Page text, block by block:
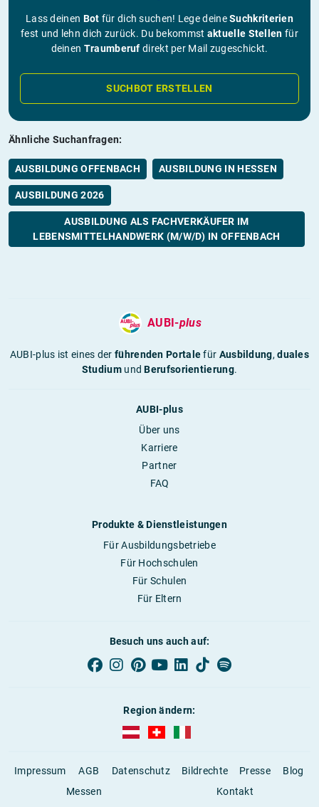
Lass deinen Bot für dich suchen! Lege deineSuchkriterien
fest und lehn dich zurück. Du bekommst aktuelle Stellen für
deinen Traumberuf direkt per Mail zugeschickt.
SUCHBOT ERSTELLEN
Ähnliche Suchanfragen:
AUSBILDUNG OFFENBACH AUSBILDUNG IN HESSEN
AUSBILDUNG 2026
AUSBILDUNG ALS FACHVERKÄUFER IM
LEBENSMITTELHANDWERK (M/W/D) IN OFFENBACH
AUBI-plus
AUBI-plus ist eines derführenden Portalefür Ausbildung,duales
StudiumundBerufsorientierung.
AUBI-plus
Über uns
Karriere
Partner
FAQ
Produkte & Dienstleistungen
Für Ausbildungsbetriebe
Für Hochschulen
Für Schulen
Für Eltern
Besuch uns auch auf:
Region ändern:
AUBI-plus Österreich (deutsch)
Impressum AGB Datenschutz Bildrechte Presse
Blog
Messen
Kontakt